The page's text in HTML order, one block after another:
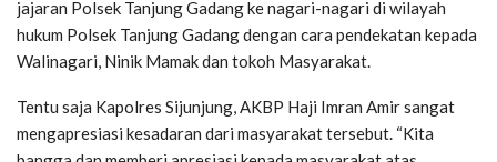
jajaran Polsek Tanjung Gadang ke nagari-nagari di wilayah
hukum Polsek Tanjung Gadang dengan cara pendekatan kepada
Walinagari, Ninik Mamak dan tokoh Masyarakat.
Tentu saja Kapolres Sijunjung, AKBP Haji Imran Amir sangat
mengapresiasi kesadaran dari masyarakat tersebut. “Kita